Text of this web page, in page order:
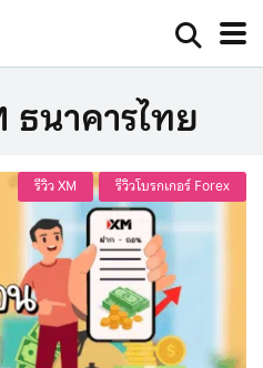
ธนาคารไทย
รีวิว XM รีวิวโบรกเกอร์ Forex